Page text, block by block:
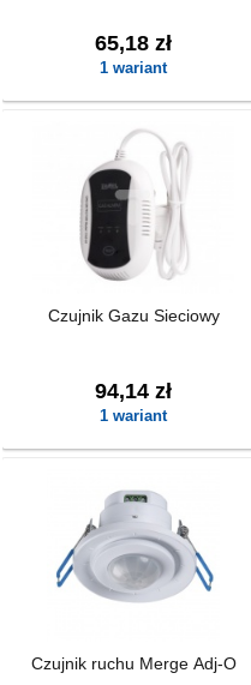
65,18 zł
1 wariant
Czujnik Gazu Sieciowy
94,14 zł
1 wariant
Czujnik ruchu Merge Adj-O